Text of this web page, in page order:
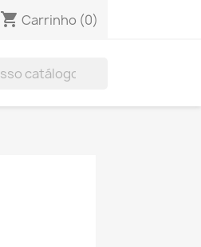
shopping_cart Carrinho (0)